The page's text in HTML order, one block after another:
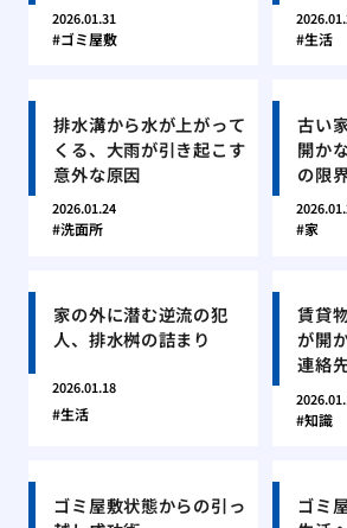
2026.01.31
ゴミ屋敷 生活
排水溝から水が上がって
くる、大雨が引き起こす
意外な原因
2026.01.24
洗面所
古い
開か
の限
家
家の外に潜む逆流の犯
人、排水桝の詰まり
2026.01.18
生活
賃貸
が開
連絡
知識
ゴミ屋敷状態からの引っ
ゴミ